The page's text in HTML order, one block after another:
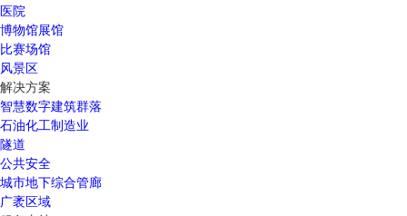
医院
博物馆展馆
比赛场馆
风景区
解决方案
智慧数字建筑群落
石油化工制造业
隧道
公共安全
城市地下综合管廊
广袤区域